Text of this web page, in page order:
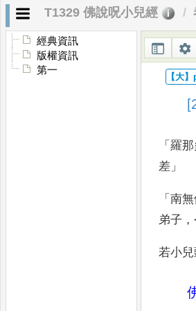
T1329 佛說呪小兒經
經典資訊
版權資訊
第一
「 羅
差 」
「 南無
弟子 ，
若小兒